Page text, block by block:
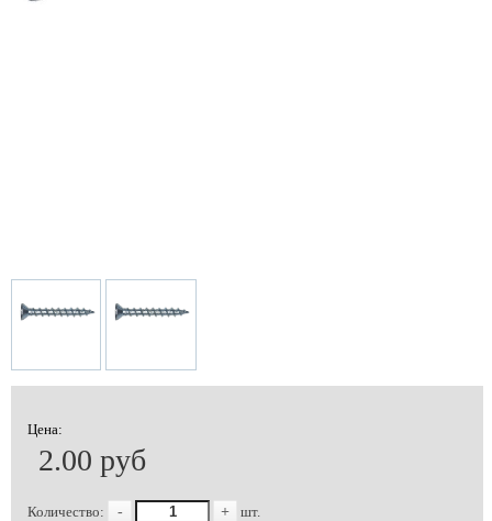
Цена:
2.00 руб
Количество: - + шт.